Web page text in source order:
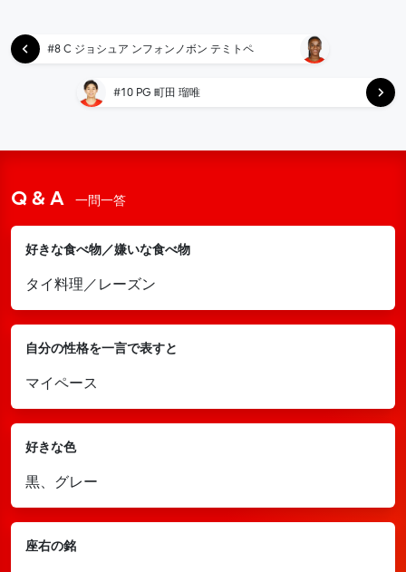
#8 C ジョシュア ンフォンノボン テミトペ
#10 PG 町田 瑠唯
Q & A 一問一答
好きな食べ物／嫌いな食べ物
タイ料理／レーズン
自分の性格を一言で表すと
マイペース
好きな色
黒、グレー
座右の銘